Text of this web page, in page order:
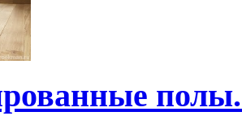
полы.